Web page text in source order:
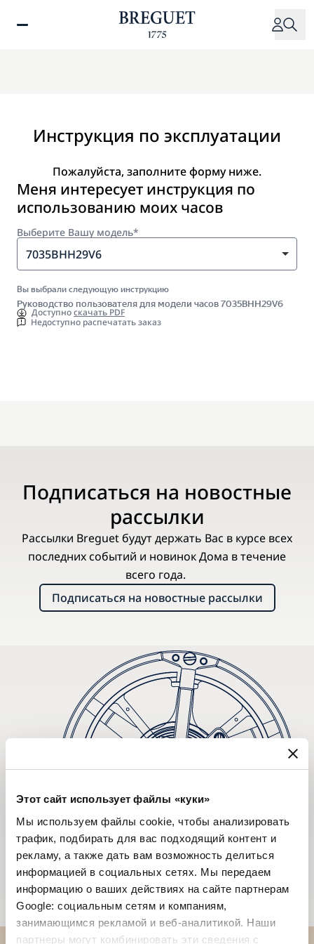
Этот сайт использует файлы «куки»
Мы используем файлы cookie, чтобы анализировать
трафик, подбирать для вас подходящий контент и
рекламу, а также дать вам возможность делиться
информацией в социальных сетях. Мы передаем
информацию о ваших действиях на сайте партнерам
Google: социальным сетям и компаниям,
занимающимся рекламой и веб-аналитикой. Наши
партнеры могут комбинировать эти сведения с
Инструкция по эксплуатации
Пожалуйста, заполните форму ниже.
Меня интересует инструкция по
использованию моих часов
Выберите Вашу модель*
7035BHH29V6
Вы выбрали следующую инструкцию
Руководство пользователя для модели часов 7035BHH29V6
Доступноскачать PDF
Недоступно распечатать заказ
Подписаться на новостные
рассылки
Рассылки Breguet будут держать Вас в курсе всех
последних событий и новинок Дома в течение
всего года.
Подписаться на новостные рассылки